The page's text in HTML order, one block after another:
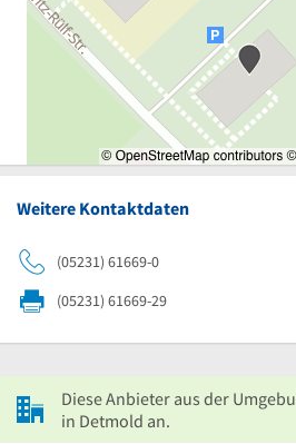
Weitere Kontaktdaten
(05231) 61669-0
(05231) 61669-29
Diese Anbieter aus der
in Detmold an.